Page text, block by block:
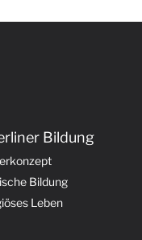
Bildung
Bildung
Leben